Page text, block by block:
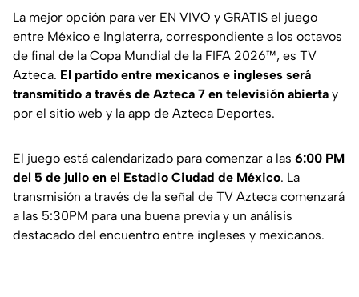
La mejor opción para ver EN VIVO y GRATIS el juego
entre México e Inglaterra, correspondiente a los octavos
de final de la Copa Mundial de la FIFA 2026™, es TV
Azteca. El partido entre mexicanos e ingleses será
transmitido a través de Azteca 7 en televisión abierta y
por el sitio web y la app de Azteca Deportes.
El juego está calendarizado para comenzar a las 6:00 PM
del 5 de julio en el Estadio Ciudad de México. La
transmisión a través de la señal de TV Azteca comenzará
a las 5:30PM para una buena previa y un análisis
destacado del encuentro entre ingleses y mexicanos.